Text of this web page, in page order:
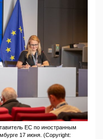
ЕС по иностранным
17 июня. (Copyright: